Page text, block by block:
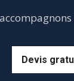
Devis